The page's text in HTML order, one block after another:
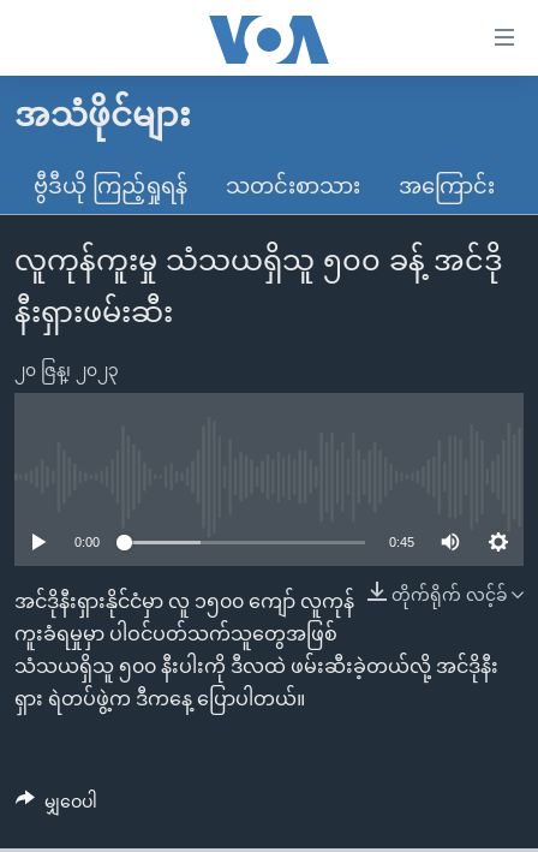
လွယ်ကူ
သည့်
များ
ပင်မ
သို့
စာမျက်နှာ
သို့
ကျော်
ကြည့်
ရန်
မူလစာမျက်နှာ
မြန်မာ
ကမ္ဘာ့သတင်းများ
နိုင်ငံတကာ
အမေရိကန်
အစ္စရေး-ပါလက်စတိုင်း
ဗွီဒီယို
သတင်းလွတ်လပ်ခွင့်
ရပ်ဝန်းတခု လမ်းတခု အလွန်
အင်္ဂလိပ်စာလေ့လာမယ်
ဗွီအိုအေ လူမှုကွန်ယက်များ
အသံဖိုင်များ
ဗွီဒီယို ကြည့်ရှုရန် သတင်းစာသား အကြောင်း
လူကုန်ကူးမှု သံသယရှိသူ ၅၀၀ ခန့် အင်ဒို
နီးရှားဖမ်းဆီး
၂၀ ဇြန္၊ ၂၀၂၃
0:00 0:45
တိုက်ရိုက် လင့်ခ်
အင်ဒိုနီးရှားနိုင်ငံမှာ လူ ၁၅၀၀ ကျော် လူကုန်
ကူးခံရမှုမှာ ပါဝင်ပတ်သက်သူတွေအဖြစ်
သံသယရှိသူ ၅၀၀ နီးပါးကို ဒီလထဲ ဖမ်းဆီးခဲ့တယ်လို့ အင်ဒိုနီး
ရှား ရဲတပ်ဖွဲ့က ဒီကနေ့ ပြောပါတယ်။
မျှဝေပါ